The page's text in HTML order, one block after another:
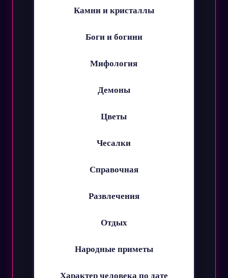
Камни и кристаллы
Боги и богини
Мифология
Демоны
Цветы
Чесалки
Справочная
Развлечения
Отдых
Народные приметы
Характер человека по дате